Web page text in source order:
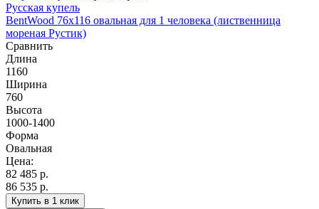
Русская купель
BentWood 76х116 овальная для 1 человека (лиственница
мореная Рустик)
Сравнить
Длина
1160
Ширина
760
Высота
1000-1400
Форма
Овальная
Цена:
82 485 р.
86 535 р.
Купить в 1 клик